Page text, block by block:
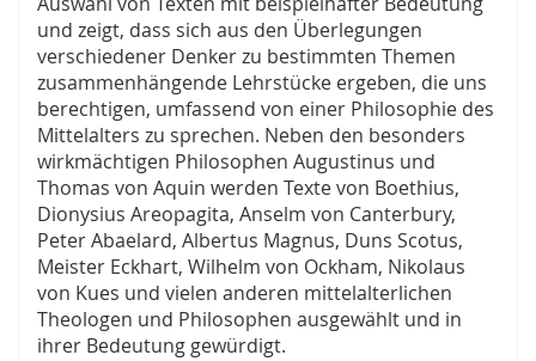
und zeigt, dass sich aus den Überlegungen
verschiedener Denker zu bestimmten Themen
zusammenhängende Lehrstücke ergeben, die uns
berechtigen, umfassend von einer Philosophie des
Mittelalters zu sprechen. Neben den besonders
wirkmächtigen Philosophen Augustinus und
Thomas von Aquin werden Texte von Boethius,
Dionysius Areopagita, Anselm von Canterbury,
Peter Abaelard, Albertus Magnus, Duns Scotus,
Meister Eckhart, Wilhelm von Ockham, Nikolaus
von Kues und vielen anderen mittelalterlichen
Theologen und Philosophen ausgewählt und in
ihrer Bedeutung gewürdigt.